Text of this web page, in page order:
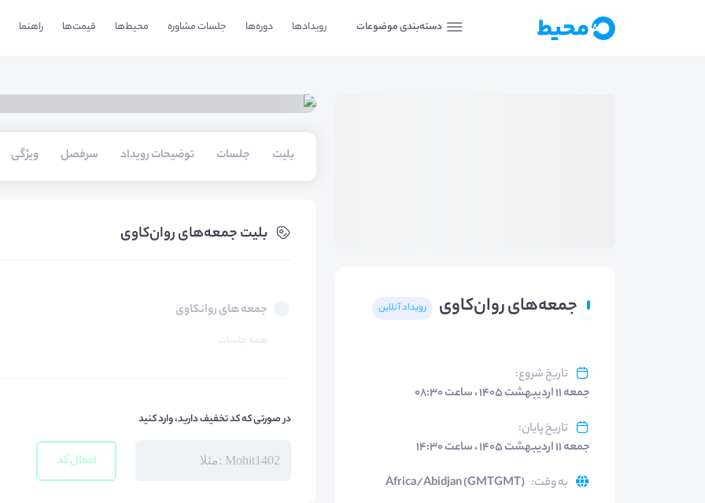
دسته‌بندی موضوعات رویدادها دوره‌ها جلسات مشاوره محیط‌ها قیمت‌ها راهنما
جمعه‌های روان‌کاوی رویداد آنلاین
تاریخ شروع:
جمعه ۱۱ اردیبهشت ۱۴۰۵ ، ساعت ۰۸:۳۰
تاریخ پایان:
جمعه ۱۱ اردیبهشت ۱۴۰۵ ، ساعت ۱۴:۳۰
به وقت:
Africa/Abidjan (GMTGMT)
بلیت‌ جلسات توضیحات رویداد سرفصل ویژگی
بلیت‌ جمعه‌های روان‌کاوی
جمعه های روانکاوی
همه جلسات
در صورتی که کد تخفیف دارید، وارد کنید
اعمال کد